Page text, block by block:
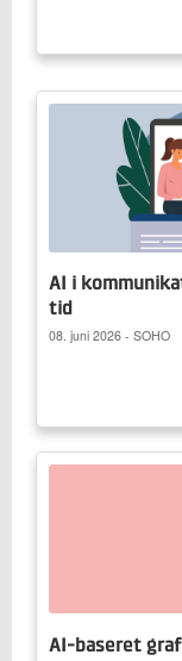
AI i
tid
08. juni 2026 - SOHO
AI-baseret